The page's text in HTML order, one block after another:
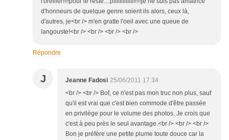
d'honneurs de quelque genre soient ils alors, ceux là,
d'autres, je<br /> m'en gratte l'oeil avec une queue de
langouste!<br /> <br /> <br /> <br />
Répondre
J Jeanne Fadosi 25/06/2011 17:34
<br /> <br /> Bof, ce n'est pas mon truc non plus, sauf
qu'il est vrai que c'est bien commode d'être passée
en privilège pour le volume des photos. Je crois que
c'est à peu près le seul avantage.<br /> <br /> <br />
Bon je préfère une petite plume toute douce car la